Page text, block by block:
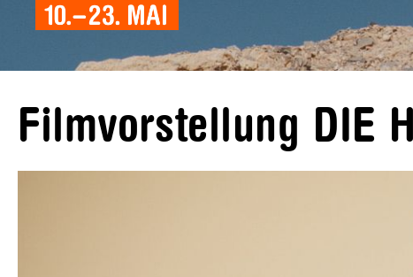
Filmvorstellung DIE